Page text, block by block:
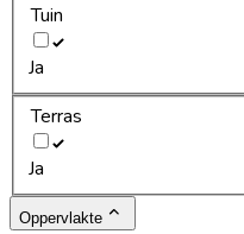
Tuin
Ja
Terras
Ja
Oppervlakte